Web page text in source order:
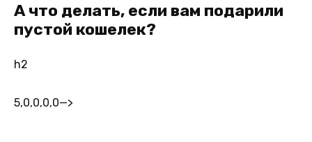
А что делать, если вам подарили
пустой кошелек?
h2
5,0,0,0,0—>